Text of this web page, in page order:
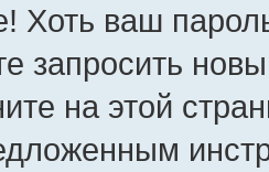
Хоть ваш
запросить
на этой